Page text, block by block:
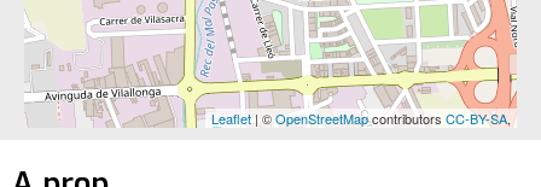
Leaflet | ©OpenStreetMapcontributors CC-BY-SA,